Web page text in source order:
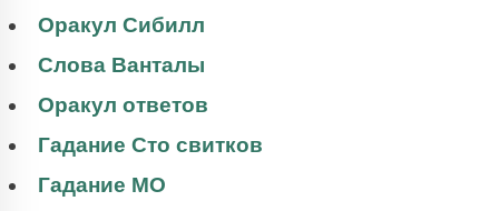
Оракул Сибилл
Слова Ванталы
Оракул ответов
Гадание Сто свитков
Гадание МО